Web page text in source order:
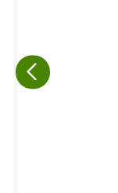
A nossa
sua